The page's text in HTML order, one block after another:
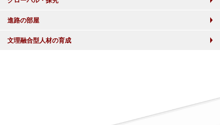
進路の部屋
文理融合型人材の育成